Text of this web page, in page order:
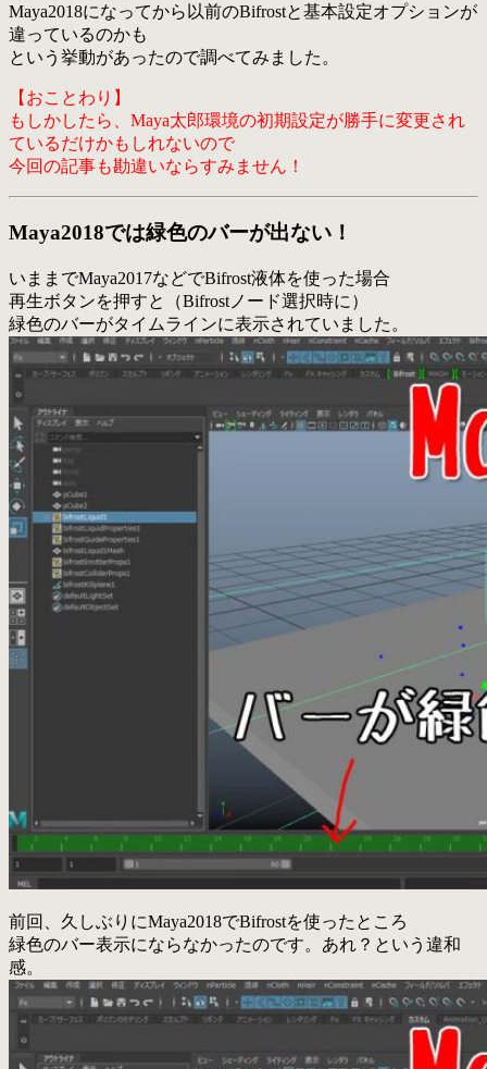
Maya2018になってから以前のBifrostと基本設定オプションが
違っているのかも
という挙動があったので調べてみました。
【おことわり】
もしかしたら、Maya太郎環境の初期設定が勝手に変更され
ているだけかもしれないので
今回の記事も勘違いならすみません！
Maya2018では緑色のバーが出ない！
いままでMaya2017などでBifrost液体を使った場合
再生ボタンを押すと（Bifrostノード選択時に）
緑色のバーがタイムラインに表示されていました。
前回、久しぶりにMaya2018でBifrostを使ったところ
緑色のバー表示にならなかったのです。あれ？という違和
感。